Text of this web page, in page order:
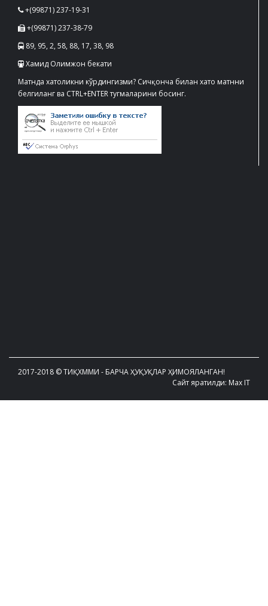
+(99871) 237-19-31
+(99871) 237-38-79
89, 95, 2, 58, 88, 17, 38, 98
Хамид Олимжон бекати
Матнда хатоликни кўрдингизми? Сичқонча билан хато матнни
белгиланг ва CTRL+ENTER тугмаларини босинг.
2017-2018 © ТИҚХММИ - БАРЧА ҲУҚУҚЛАР ҲИМОЯЛАНГАН!
Сайт яратилди: Max IT